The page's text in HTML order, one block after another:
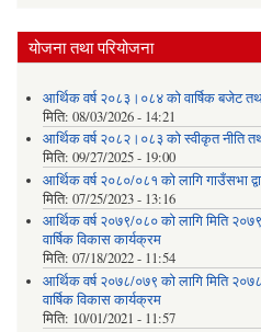
योजना तथा परियोजना
आर्थिक वर्ष २०८३।०८४ को वार्षिक बजेट
मिति: 08/03/2026 - 14:21
आर्थिक वर्ष २०८२।०८३ को स्वीकृत नीति
मिति: 09/27/2025 - 19:00
आर्थिक वर्ष २०८०/०८१ को लागि गाउँसभा
मिति: 07/25/2023 - 13:16
आर्थिक वर्ष २०७९/०८० को लागि मिति
वार्षिक विकास कार्यक्रम
मिति: 07/18/2022 - 11:54
आर्थिक वर्ष २०७८/०७९ को लागि मिति
वार्षिक विकास कार्यक्रम
मिति: 10/01/2021 - 11:57